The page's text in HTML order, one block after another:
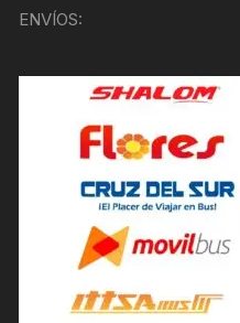
ENVÍOS: